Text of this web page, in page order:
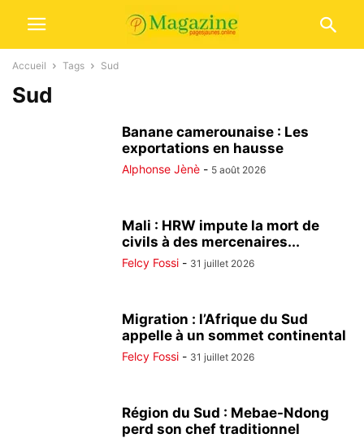
Accueil Tags Sud
Sud
Banane camerounaise : Les
exportations en hausse
Alphonse Jènè - 5 août 2026
Mali : HRW impute la mort de
civils à des mercenaires...
Felcy Fossi - 31 juillet 2026
Migration : l’Afrique du Sud
appelle à un sommet continental
Felcy Fossi - 31 juillet 2026
Région du Sud : Mebae-Ndong
perd son chef traditionnel